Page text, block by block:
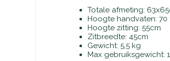
Totale afmeting:
Hoogte handvaten:
Hoogte zitting: 55cm
Zitbreedte: 45cm
Gewicht: 5,5 kg
Max gebruiksgewicht: